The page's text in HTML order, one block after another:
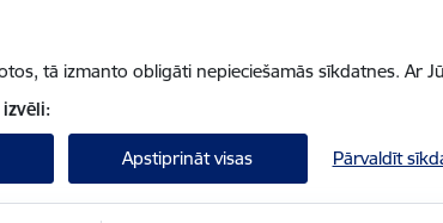
tā izmanto obligāti nepieciešamās sīkdatnes. Ar
Apstiprināt visas Pārvaldīt